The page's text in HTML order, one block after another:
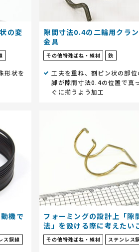
の変
形状を
隙間寸法0.4の二輪用クラ
金具
その他特殊ばね・線材 鉄
工夫を重ね、割ピン状の部位
脚が隙間寸法0.4の位置で真
ぐに揃うよう加工
機で
ス鋼線
フォーミングの設計上「隙
法」を設ける際に考えたい
その他特殊ばね・線材 ステンレス